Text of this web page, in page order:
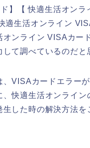
】【 快適生活オンラ
適生活オンライン
オンライン VISAカー
て調べているのだと
、VISAカードエラー
、快適生活オンライン
生した時の解決方法を